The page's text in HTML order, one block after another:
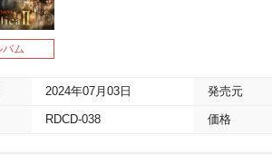
バム
2024年07月03日 発売元
RDCD-038 価格